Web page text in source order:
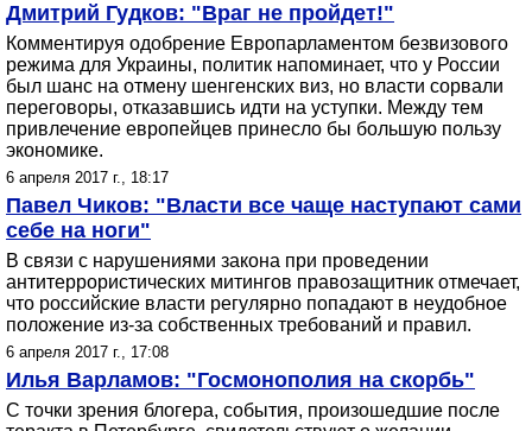
Дмитрий Гудков: "Враг не пройдет!"
Комментируя одобрение Европарламентом безвизового
режима для Украины, политик напоминает, что у России
был шанс на отмену шенгенских виз, но власти сорвали
переговоры, отказавшись идти на уступки. Между тем
привлечение европейцев принесло бы большую пользу
экономике.
6 апреля 2017 г., 18:17
Павел Чиков: "Власти все чаще наступают сами
себе на ноги"
В связи с нарушениями закона при проведении
антитеррористических митингов правозащитник отмечает,
что российские власти регулярно попадают в неудобное
положение из-за собственных требований и правил.
6 апреля 2017 г., 17:08
Илья Варламов: "Госмонополия на скорбь"
С точки зрения блогера, события, произошедшие после